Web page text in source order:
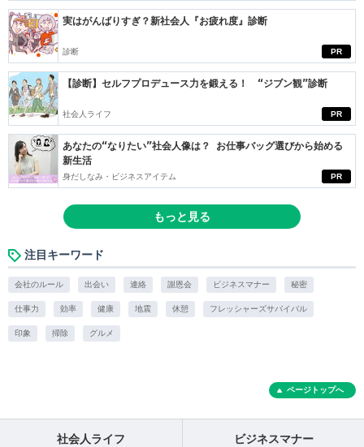
PR
実はがんばりすぎ？新社会人『お疲れ度』診断
診断
PR
【診断】セルフプロデュース力を鍛える！ “ジブン観”診断
社会人ライフ
PR
あなたの“なりたい”社会人像は？ お仕事バッグ選びから始める
新生活
身だしなみ・ビジネスアイテム
もっと見る
注目キーワード
会社のルール 出会い 連絡 謝恩会 ビジネスマナー 秘密
仕事力 効率 健康 地震 休憩 フレッシャーズサバイバル
印象 掃除 グルメ
ページトップへ
社会人ライフ ビジネスマナー